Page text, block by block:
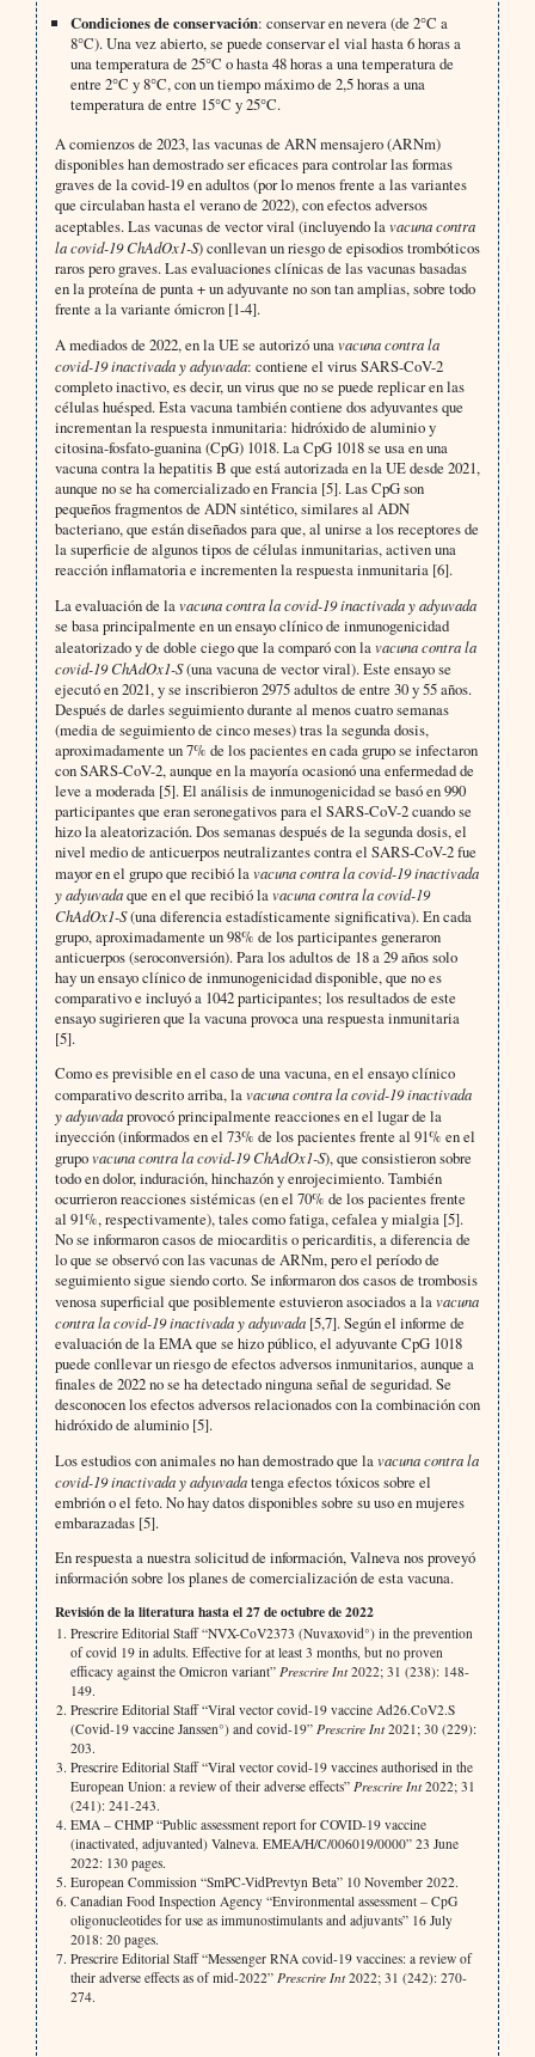
Condiciones de conservación: conservar en nevera (de 2°C a
8°C). Una vez abierto, se puede conservar el vial hasta 6 horas a
una temperatura de 25°C o hasta 48 horas a una temperatura de
entre 2°C y 8°C, con un tiempo máximo de 2,5 horas a una
temperatura de entre 15°C y 25°C.
A comienzos de 2023, las vacunas de ARN mensajero (ARNm)
disponibles han demostrado ser eficaces para controlar las formas
graves de la covid-19 en adultos (por lo menos frente a las variantes
que circulaban hasta el verano de 2022), con efectos adversos
aceptables. Las vacunas de vector viral (incluyendo lavacuna contra
la covid-19 ChAdOx1-S) conllevan un riesgo de episodios trombóticos
raros pero graves. Las evaluaciones clínicas de las vacunas basadas
en la proteína de punta + un adyuvante no son tan amplias, sobre todo
frente a la variante ómicron [1-4].
A mediados de 2022, en la UE se autorizó unavacuna contra la
covid-19 inactivada y adyuvada: contiene el virus SARS-CoV-2
completo inactivo, es decir, un virus que no se puede replicar en las
células huésped. Esta vacuna también contiene dos adyuvantes que
incrementan la respuesta inmunitaria: hidróxido de aluminio y
citosina-fosfato-guanina (CpG) 1018. La CpG 1018 se usa en una
vacuna contra la hepatitis B que está autorizada en la UE desde 2021,
aunque no se ha comercializado en Francia [5]. Las CpG son
pequeños fragmentos de ADN sintético, similares al ADN
bacteriano, que están diseñados para que, al unirse a los receptores de
la superficie de algunos tipos de células inmunitarias, activen una
reacción inflamatoria e incrementen la respuesta inmunitaria [6].
La evaluación de lavacuna contra la covid-19 inactivada y adyuvada
se basa principalmente en un ensayo clínico de inmunogenicidad
aleatorizado y de doble ciego que la comparó con lavacuna contra la
covid-19 ChAdOx1-S(una vacuna de vector viral). Este ensayo se
ejecutó en 2021, y se inscribieron 2975 adultos de entre 30 y 55 años.
Después de darles seguimiento durante al menos cuatro semanas
(media de seguimiento de cinco meses) tras la segunda dosis,
aproximadamente un 7% de los pacientes en cada grupo se infectaron
con SARS-CoV-2, aunque en la mayoría ocasionó una enfermedad de
leve a moderada [5]. El análisis de inmunogenicidad se basó en 990
participantes que eran seronegativos para el SARS-CoV-2 cuando se
hizo la aleatorización. Dos semanas después de la segunda dosis, el
nivel medio de anticuerpos neutralizantes contra el SARS-CoV-2 fue
mayor en el grupo que recibió lavacuna contra la covid-19 inactivada
y adyuvadaque en el que recibió lavacuna contra la covid-19
ChAdOx1-S(una diferencia estadísticamente significativa). En cada
grupo, aproximadamente un 98% de los participantes generaron
anticuerpos (seroconversión). Para los adultos de 18 a 29 años solo
hay un ensayo clínico de inmunogenicidad disponible, que no es
comparativo e incluyó a 1042 participantes; los resultados de este
ensayo sugirieren que la vacuna provoca una respuesta inmunitaria
[5].
Como es previsible en el caso de una vacuna, en el ensayo clínico
comparativo descrito arriba, lavacuna contra la covid-19 inactivada
y adyuvadaprovocó principalmente reacciones en el lugar de la
inyección (informados en el 73% de los pacientes frente al 91% en el
grupovacuna contra la covid-19 ChAdOx1-S), que consistieron sobre
todo en dolor, induración, hinchazón y enrojecimiento. También
ocurrieron reacciones sistémicas (en el 70% de los pacientes frente
al 91%, respectivamente), tales como fatiga, cefalea y mialgia [5].
No se informaron casos de miocarditis o pericarditis, a diferencia de
lo que se observó con las vacunas de ARNm, pero el período de
seguimiento sigue siendo corto. Se informaron dos casos de trombosis
venosa superficial que posiblemente estuvieron asociados a lavacuna
contra la covid-19 inactivada y adyuvada[5,7]. Según el informe de
evaluación de la EMA que se hizo público, el adyuvante CpG 1018
puede conllevar un riesgo de efectos adversos inmunitarios, aunque a
finales de 2022 no se ha detectado ninguna señal de seguridad. Se
desconocen los efectos adversos relacionados con la combinación con
hidróxido de aluminio [5].
Los estudios con animales no han demostrado que lavacuna contra la
covid-19 inactivada y adyuvadatenga efectos tóxicos sobre el
embrión o el feto. No hay datos disponibles sobre su uso en mujeres
embarazadas [5].
En respuesta a nuestra solicitud de información, Valneva nos proveyó
información sobre los planes de comercialización de esta vacuna.
Revisión de la literatura hasta el 27 de octubre de 2022
Prescrire Editorial Staff “NVX-CoV2373 (Nuvaxovid°) in the prevention
of covid 19 in adults. Effective for at least 3 months, but no proven
efficacy against the Omicron variant” Prescrire Int2022; 31 (238): 148-
149.
Prescrire Editorial Staff “Viral vector covid-19 vaccine Ad26.CoV2.S
(Covid-19 vaccine Janssen°) and covid-19” Prescrire Int2021; 30 (229):
203.
Prescrire Editorial Staff “Viral vector covid-19 vaccines authorised in the
European Union: a review of their adverse effects” Prescrire Int2022; 31
(241): 241-243.
EMA – CHMP “Public assessment report for COVID-19 vaccine
(inactivated, adjuvanted) Valneva. EMEA/H/C/006019/0000” 23 June
2022: 130 pages.
European Commission “SmPC-VidPrevtyn Beta” 10 November 2022.
Canadian Food Inspection Agency “Environmental assessment – CpG
oligonucleotides for use as immunostimulants and adjuvants” 16 July
2018: 20 pages.
Prescrire Editorial Staff “Messenger RNA covid-19 vaccines: a review of
their adverse effects as of mid-2022” Prescrire Int2022; 31 (242): 270-
274.